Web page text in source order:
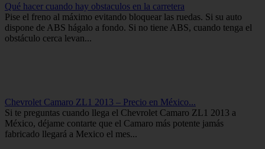
Qué hacer cuando hay obstaculos en la carretera
Pise el freno al máximo evitando bloquear las ruedas. Si su auto
dispone de ABS hágalo a fondo. Si no tiene ABS, cuando tenga el
obstáculo cerca levan...
Chevrolet Camaro ZL1 2013 – Precio en México...
Si te preguntas cuando llega el Chevrolet Camaro ZL1 2013 a
México, déjame contarte que el Camaro más potente jamás
fabricado llegará a Mexico el mes...